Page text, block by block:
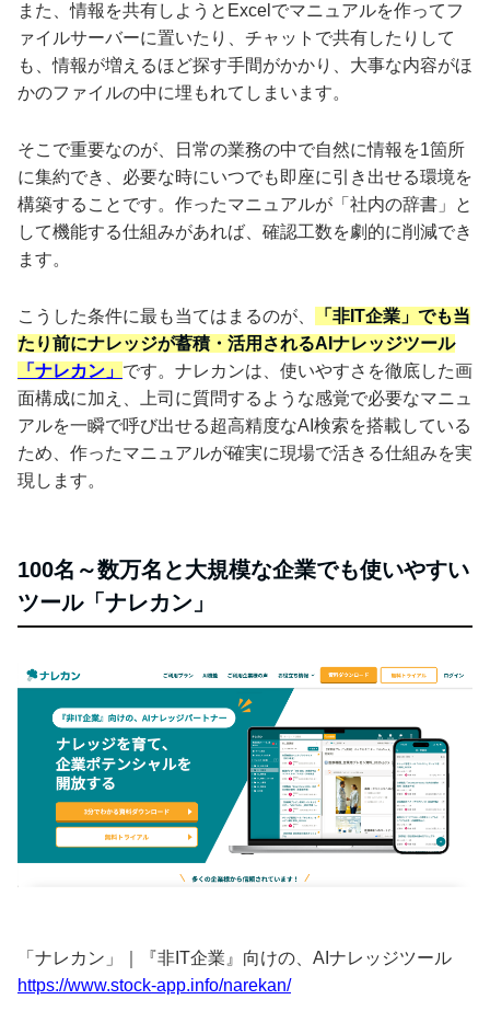
また、情報を共有しようとExcelでマニュアルを作ってフ
ァイルサーバーに置いたり、チャットで共有したりして
も、情報が増えるほど探す手間がかかり、大事な内容がほ
かのファイルの中に埋もれてしまいます。
そこで重要なのが、日常の業務の中で自然に情報を1箇所
に集約でき、必要な時にいつでも即座に引き出せる環境を
構築することです。作ったマニュアルが「社内の辞書」と
して機能する仕組みがあれば、確認工数を劇的に削減でき
ます。
こうした条件に最も当てはまるのが、
「非IT企業」でも当
たり前にナレッジが蓄積・活用されるAIナレッジツール
「ナレカン」 です。ナレカンは、使いやすさを徹底した画
面構成に加え、上司に質問するような感覚で必要なマニュ
アルを一瞬で呼び出せる超高精度なAI検索を搭載している
ため、作ったマニュアルが確実に現場で活きる仕組みを実
現します。
100名～数万名と大規模な企業でも使いやすい
ツール「ナレカン」
「ナレカン」｜『非IT企業』向けの、AIナレッジツール
https://www.stock-app.info/narekan/